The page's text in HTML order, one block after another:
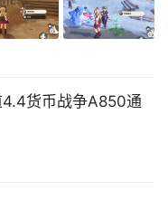
货币战争A850通